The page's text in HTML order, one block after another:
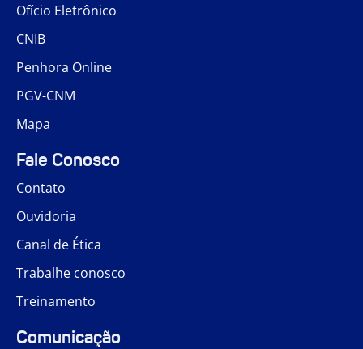
Ofício Eletrônico
CNIB
Penhora Online
PGV-CNM
Mapa
Fale Conosco
Contato
Ouvidoria
Canal de Ética
Trabalhe conosco
Treinamento
Comunicação